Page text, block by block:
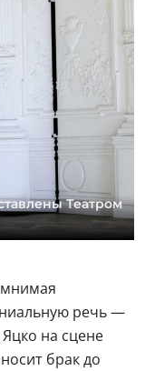
Театром
речь —
на сцене
брак до